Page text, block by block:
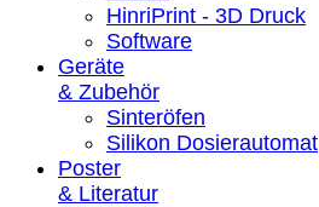
HinriPrint - 3D Druck
Software
Geräte
& Zubehör
Sinteröfen
Silikon Dosierautomat
Poster
& Literatur